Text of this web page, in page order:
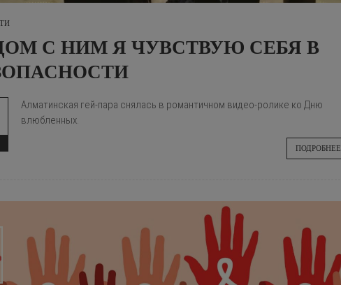
С НИМ Я ЧУВСТВУЮ СЕБЯ В
Алматинская гей-пара снялась в романтичном видео-ролике ко Дню
влюбленных.
ПОДРОБНЕЕ